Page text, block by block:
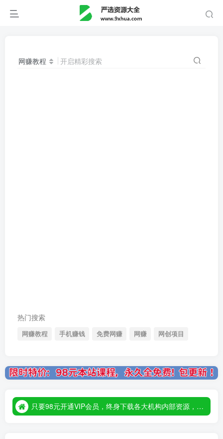
网赚教程 开启精彩搜索
热门搜索
网赚教程 手机赚钱 免费网赚 网赚 网创项目
只要98元开通VIP会员，终身下载各大机构内部资源，一站式草根创业基地，最新最强网赚教程大全，小投入，大回报！
只要98元开通VIP会员，终身下载各大机构内部资源，一站式草根创业基地，最新最强网赚教程大全，小投入，大回报！